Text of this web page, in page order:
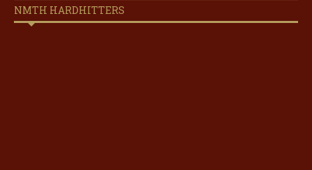
NMTH HARDHITTERS